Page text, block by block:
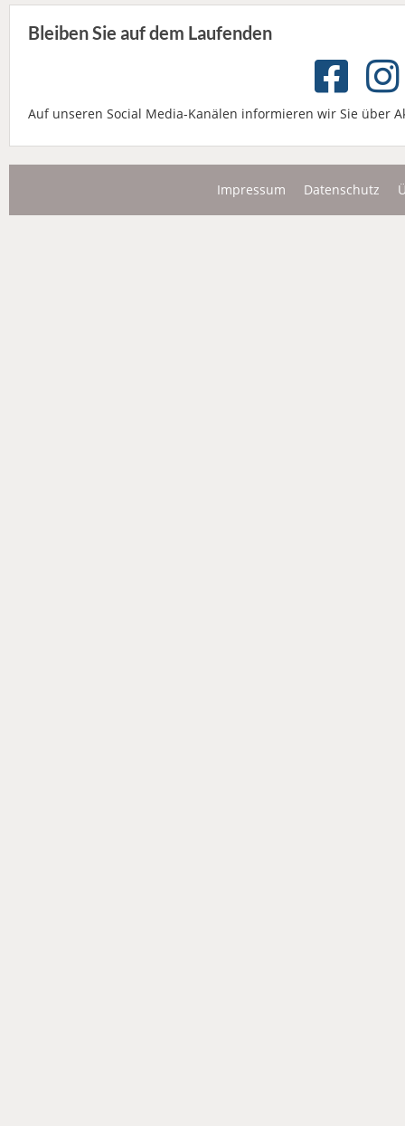
Bleiben Sie auf dem Laufenden
Auf unseren Social Media-Kanälen informieren wir Sie über
Impressum Datenschutz